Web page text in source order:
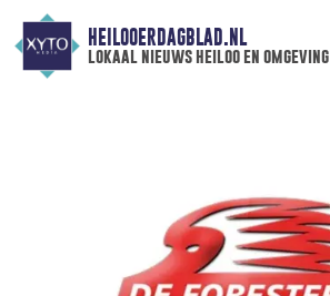
HEILOOERDAGBLAD.NL
lokaal nieuws heiloo en omgeving